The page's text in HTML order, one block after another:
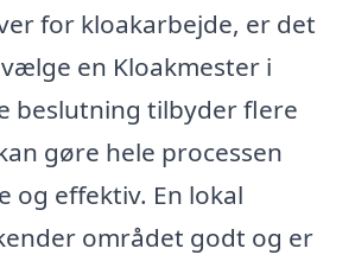
for kloakarbejde, er det
en Kloakmester i
beslutning tilbyder flere
gøre hele processen
og effektiv. En lokal
området godt og er